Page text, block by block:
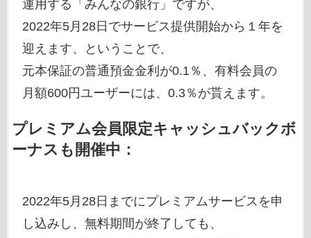
運用する「みんなの銀行」ですが、
2022年5月28日でサービス提供開始から１年を
迎えます、ということで、
元本保証の普通預金金利が0.1％、有料会員の
月額600円ユーザーには、0.3％が貰えます。
プレミアム会員限定キャッシュバックボ
ーナスも開催中：
2022年5月28日までにプレミアムサービスを申
し込みし、無料期間が終了しても、